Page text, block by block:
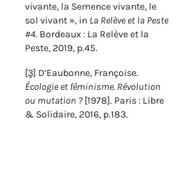
vivante, la Semence vivante, le
sol vivant », in La Relève et la Peste
#4. Bordeaux : La Relève et la
Peste, 2019, p.45.
[3] D’Eaubonne, Françoise.
Écologie et féminisme. Révolution
ou mutation ?[1978]. Paris : Libre
& Solidaire, 2016, p.183.